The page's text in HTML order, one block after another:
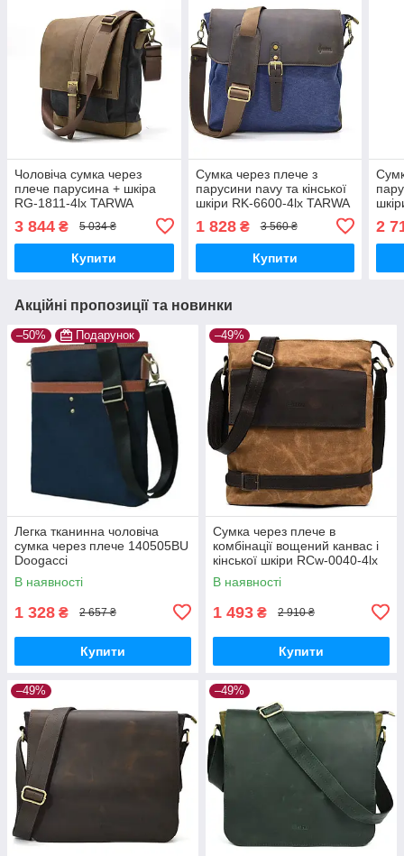
Чоловіча сумка через
плече парусина + шкіра
RG-1811-4lx TARWA
3 844 ₴ 5 034 ₴
Купити
Сумка через плече з
парусини navy та кінської
шкіри RK-6600-4lx TARWA
1 828₴ 3 560 ₴
Купити
2
Акційні пропозиції та новинки
–50% Подарунок
Легка тканинна чоловіча
сумка через плече 140505BU
Doogacci
В наявності
1 328 ₴ 2 657 ₴
Купити
–49%
Сумка через плече в
комбінації вощений канвас і
кінської шкіри RCw-0040-4lx
TARWA
В наявності
1 493 ₴ 2 910 ₴
Купити
–49% –49%